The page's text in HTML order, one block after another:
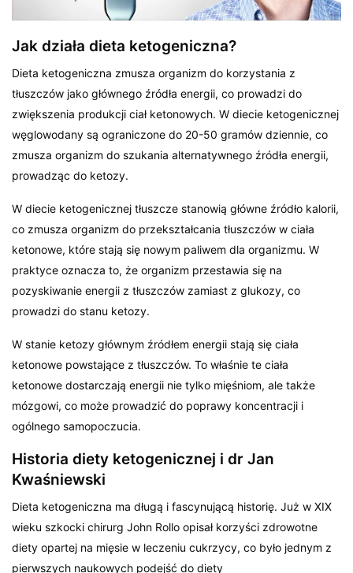
Jak działa dieta ketogeniczna?
Dieta ketogeniczna zmusza organizm do korzystania z
tłuszczów jako głównego źródła energii, co prowadzi do
zwiększenia produkcji ciał ketonowych. W diecie ketogenicznej
węglowodany są ograniczone do 20-50 gramów dziennie, co
zmusza organizm do szukania alternatywnego źródła energii,
prowadząc do ketozy.
W diecie ketogenicznej tłuszcze stanowią główne źródło kalorii,
co zmusza organizm do przekształcania tłuszczów w ciała
ketonowe, które stają się nowym paliwem dla organizmu. W
praktyce oznacza to, że organizm przestawia się na
pozyskiwanie energii z tłuszczów zamiast z glukozy, co
prowadzi do stanu ketozy.
W stanie ketozy głównym źródłem energii stają się ciała
ketonowe powstające z tłuszczów. To właśnie te ciała
ketonowe dostarczają energii nie tylko mięśniom, ale także
mózgowi, co może prowadzić do poprawy koncentracji i
ogólnego samopoczucia.
Historia diety ketogenicznej i dr Jan
Kwaśniewski
Dieta ketogeniczna ma długą i fascynującą historię. Już w XIX
wieku szkocki chirurg John Rollo opisał korzyści zdrowotne
diety opartej na mięsie w leczeniu cukrzycy, co było jednym z
pierwszych naukowych podejść do diety